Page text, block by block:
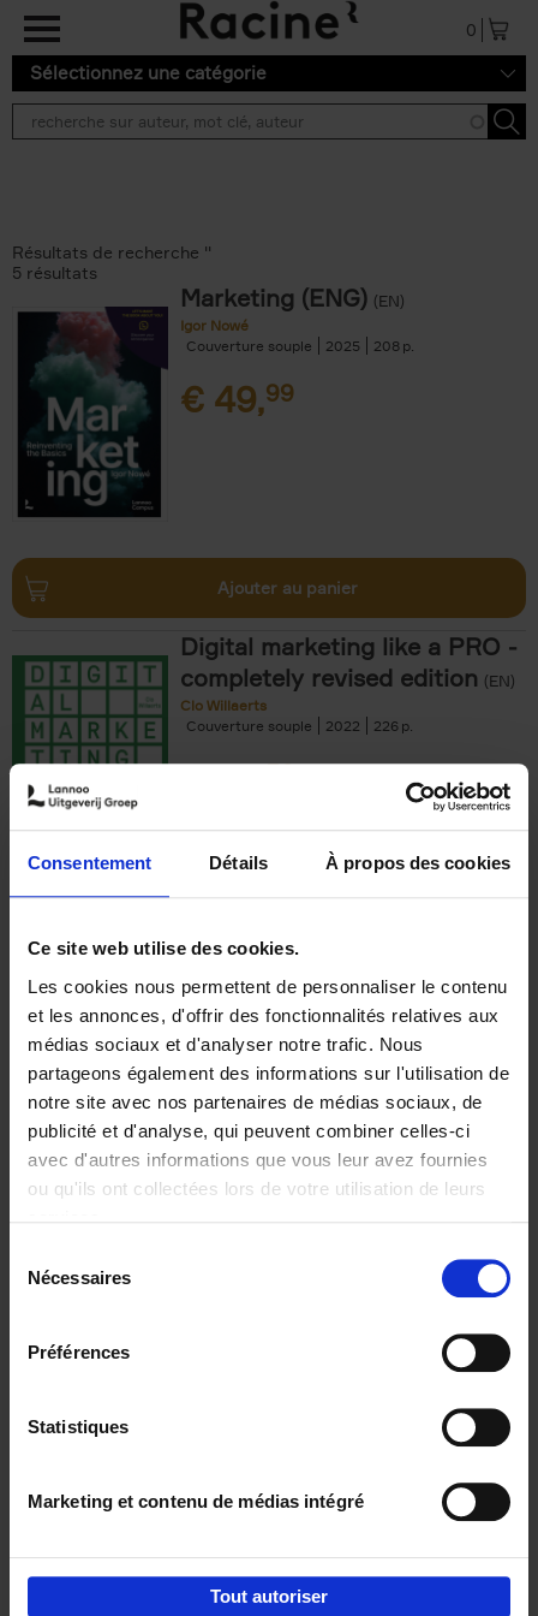
Consentement Détails À propos des cookies
Ce site web utilise des cookies.
Les cookies nous permettent de personnaliser le contenu
et les annonces, d'offrir des fonctionnalités relatives aux
médias sociaux et d'analyser notre trafic. Nous
partageons également des informations sur l'utilisation de
notre site avec nos partenaires de médias sociaux, de
publicité et d'analyse, qui peuvent combiner celles-ci
avec d'autres informations que vous leur avez fournies
ou qu'ils ont collectées lors de votre utilisation de leurs
Nécessaires
Préférences
Statistiques
Marketing et contenu de médias intégré
Tout autoriser
Aller au contenu principal
0
Sélectionnez une catégorie
Résultats de recherche ''
5 résultats
Marketing (ENG) (EN)
Igor Nowé
Couverture souple
2025 208
€ 49,99
Ajouter au panier
Digital marketing like a PRO -
completely revised edition (EN)
Clo Willaerts
Couverture souple
2022 226
€35,50
The Offer You Can't
Refuse
Steven Van Belleghem
Couverture souple
2020 256
€37,50
Building Bonds = Building